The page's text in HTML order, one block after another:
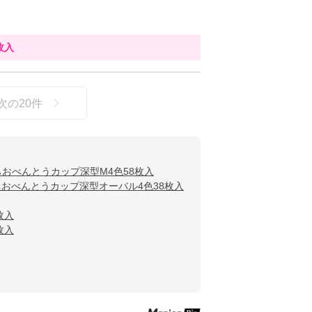
入
の20件
べんとうカップ深型M4色58枚入
べんとうカップ深型オーバル4色38枚入
入
入